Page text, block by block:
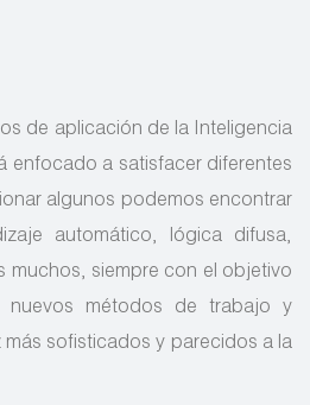
de aplicación de la Inteligencia
enfocado a satisfacer diferentes
algunos podemos encontrar
automático, lógica difusa,
muchos, siempre con el objetivo
nuevos métodos de trabajo y
sofisticados y parecidos a la